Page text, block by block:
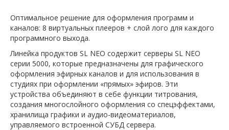
Оптимальное решение для оформления программ и
каналов: 8 виртуальных плееров + слой лого для каждого
программного выхода.
Линейка продуктов SL NEO содержит серверы SL NEO
серии 5000, которые предназначены для графического
оформления эфирных каналов и для использования в
студиях при оформлении «прямых» эфиров. Эти
устройства объединяют в себе функции титрования,
создания многослойного оформления со спецэффектами,
хранилища графики и аудио-видеоматериалов,
управляемого встроенной СУБД сервера.